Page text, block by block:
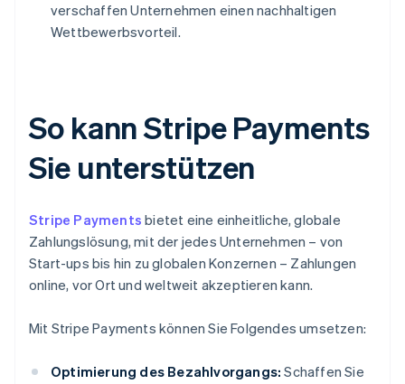
verschaffen Unternehmen einen nachhaltigen
Wettbewerbsvorteil.
So kann Stripe Payments
Sie unterstützen
Stripe Payments bietet eine einheitliche, globale
Zahlungslösung, mit der jedes Unternehmen – von
Start-ups bis hin zu globalen Konzernen – Zahlungen
online, vor Ort und weltweit akzeptieren kann.
Mit Stripe Payments können Sie Folgendes umsetzen:
Optimierung des Bezahlvorgangs: Schaffen Sie